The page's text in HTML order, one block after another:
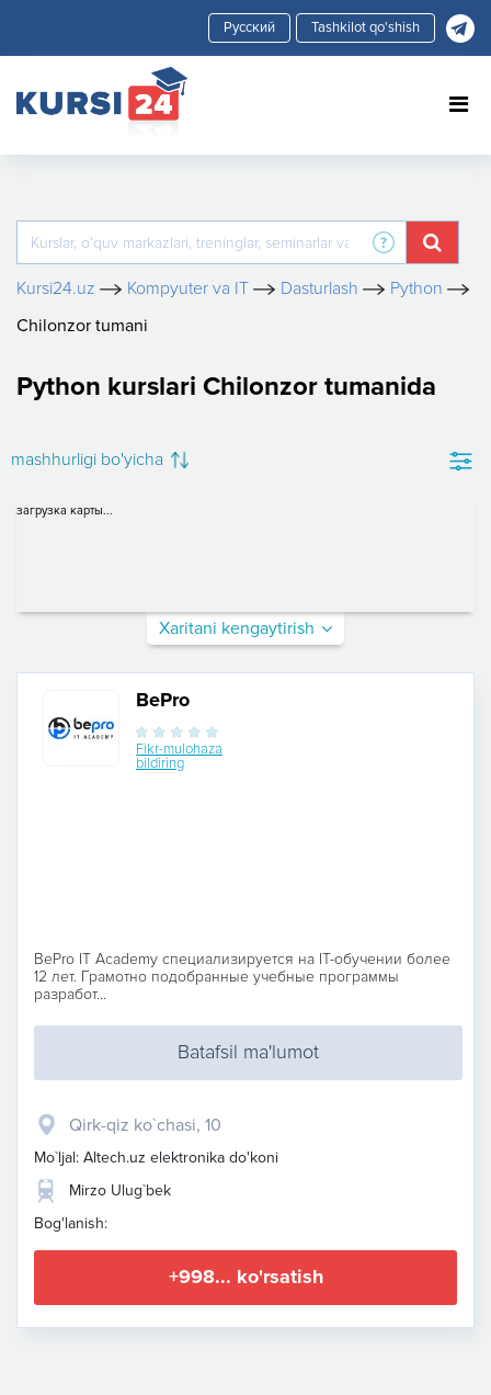
Tashkilot qo'shish
Kursi24.uz Kompyuter va IT Dasturlash
Python
Chilonzor tumani
Python kurslari Chilonzor tumanida
mashhurligi bo'yicha
загрузка карты...
Xaritani kengaytirish
BePro
Fikr-mulohaza
bildiring
BePro IT Academy специализируется на IT-обучении более
12 лет. Грамотно подобранные учебные программы
разработ...
Batafsil ma'lumot
Qirk-qiz ko`chasi, 10
Mo`ljal: Altech.uz elektronika do'koni
Mirzo Ulug`bek
Bog'lanish:
+998... ko'rsatish